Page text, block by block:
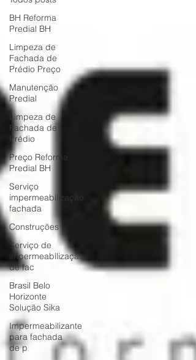
BH Reforma
Predial BH
Limpeza de
Fachada de
Prédio Preço
Manutenção
Predial
Limpeza de
Fachada de
Prédio
Preço Reforma
Predial BH
Serviço
impermeabilização
fachada
Construções
Serviço de
impermeabilização
de fac
Brasil Belo
Horizonte
Solução Sika
Impermeabilizante
para fachada
de p